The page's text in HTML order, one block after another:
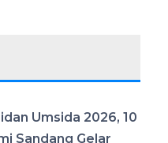
Umsida 2026, 10
Sandang Gelar